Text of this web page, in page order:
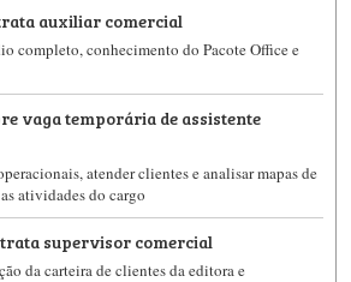
auxiliar comercial
completo, conhecimento do Pacote Office e
vaga temporária de assistente
atender clientes e analisar mapas de
atividades do cargo
supervisor comercial
da carteira de clientes da editora e